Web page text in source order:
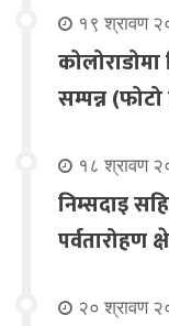
१९ श्रावण
सम्पन्न
१८ श्रावण
निम्सदाइ
पर्वतारोहण
२० श्रावण